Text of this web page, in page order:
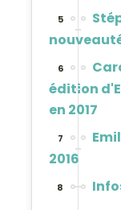
5
6
édition
en 2017
7
2016
8